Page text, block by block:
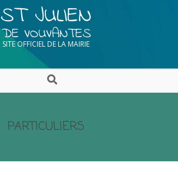
ST JULIEN
DE VOUVANTES
SITE OFFICIEL DE LA MAIRIE
PARTICULIERS